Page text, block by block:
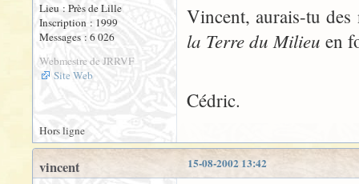
Lieu : Près de Lille
Inscription : 1999
Messages : 6 026
Webmestre de JRRVF
Site Web
Vincent, aurais-tu
la Terre du Milieu en
Cédric.
Hors ligne
15-08-2002 13:42
vincent